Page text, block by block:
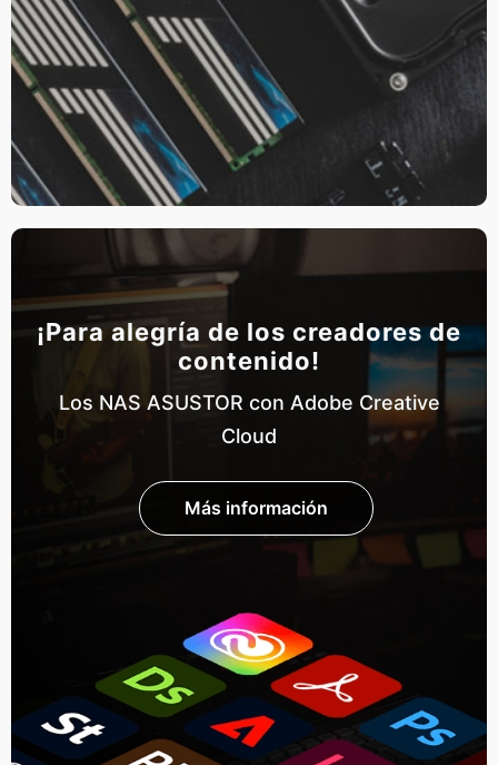
¡Para alegría de los creadores de
contenido!
Los NAS ASUSTOR con Adobe Creative
Cloud
Más información